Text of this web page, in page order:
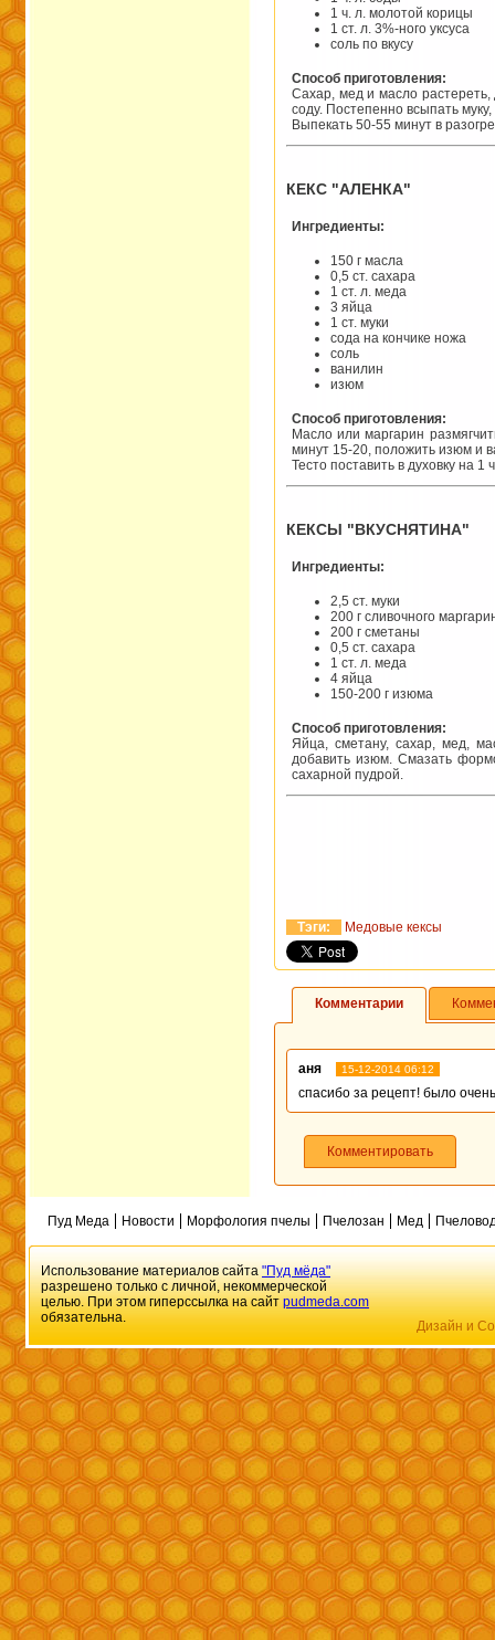
1 ч. л. молотой корицы
1 ст. л. 3%-ного уксуса
соль по вкусу
Способ приготовления:
Сахар, мед и масло растереть,
соду. Постепенно всыпать
Выпекать 50-55 минут в
КЕКС "АЛЕНКА"
Ингредиенты:
150 г масла
0,5 ст. сахара
1 ст. л. меда
3 яйца
1 ст. муки
сода на кончике ножа
соль
ванилин
изюм
Способ приготовления:
Масло или маргарин
минут 15-20, положить изюм и
Тесто поставить в духовку на
КЕКСЫ "ВКУСНЯТИНА"
Ингредиенты:
2,5 ст. муки
200 г сливочного
200 г сметаны
0,5 ст. сахара
1 ст. л. меда
4 яйца
150-200 г изюма
Способ приготовления:
Яйца, сметану, сахар, мед,
добавить изюм. Смазать
сахарной пудрой.
Тэги: Медовые кексы
Комментарии
аня 15-12-2014 06:12
спасибо за рецепт! было
Комментировать
Пуд Меда Новости Морфология пчелы Пчелозан Мед
Использование материалов сайта"Пуд мёда"
разрешено только с личной, некоммерческой
целью. При этом гиперссылка на сайтpudmeda.com
обязательна.
Дизайн и